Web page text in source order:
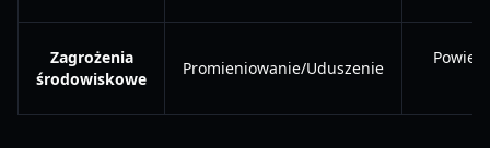
Zagrożenia
środowiskowe
Promieniowanie/Uduszenie